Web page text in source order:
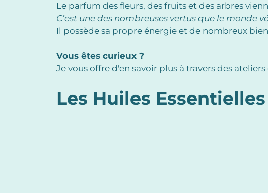
Le parfum des fleurs, des fruits et des arbres
C’est une des nombreuses vertus que le monde
Il possède sa propre énergie et de nombreux
Vous êtes curieux ?
Je vous offre d'en savoir plus à travers des
Les Huiles Essentielles